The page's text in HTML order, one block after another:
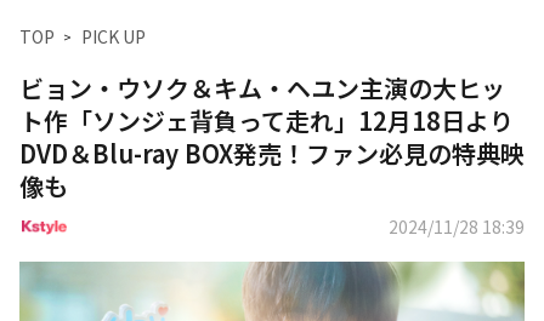
TOP PICK UP
ビョン・ウソク＆キム・ヘユン主演の大ヒッ
ト作「ソンジェ背負って走れ」12月18日より
DVD＆Blu-ray BOX発売！ファン必見の特典映
像も
2024/11/28 18:39